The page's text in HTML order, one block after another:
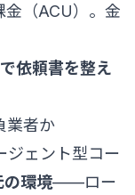
金（ACU）。金
依頼書を整え
業者か
ェント型コー
の環境——ロー